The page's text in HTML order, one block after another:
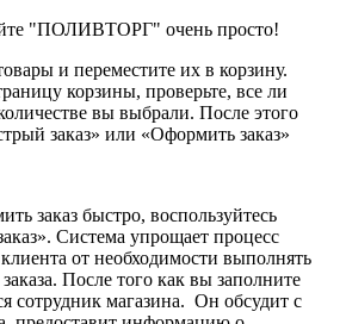
"ПОЛИВТОРГ" очень просто!
и переместите их в корзину.
корзины, проверьте, все ли
вы выбрали. После этого
заказ» или «Оформить заказ»
заказ быстро, воспользуйтесь
Система упрощает процесс
от необходимости выполнять
После того как вы заполните
сотрудник магазина. Он обсудит с